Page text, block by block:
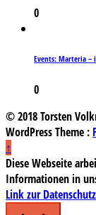
0
Events: Marteria –
0
© 2018 Torsten
WordPress Theme :
↑
Diese Webseite
Informationen in
Link zur